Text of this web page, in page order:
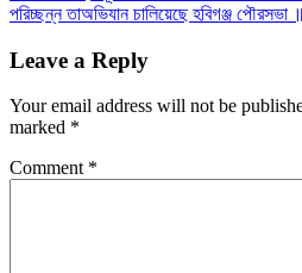
পরিচ্ছন্ন তাঅভিযান চালিয়েছে হবিগঞ্জ পৌরসভা ॥
Leave a Reply
Your email address will not be
marked *
Comment *